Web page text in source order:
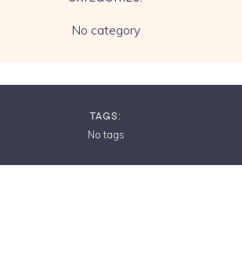
No category
TAGS:
No tags